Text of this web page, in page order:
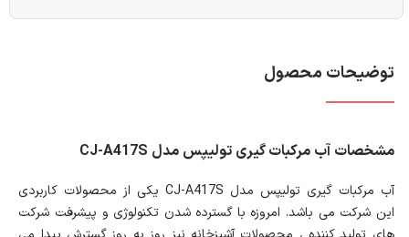
توضیحات محصول
مشخصات آب مرکبات گیری تولیپس مدل CJ-A417S
آب مرکبات گیری تولیپس مدل CJ-A417S یکی از محصولات کاربردی
این شرکت می باشد. امروزه با گسترده شدن تکنولوژی و پیشرفت شرکت